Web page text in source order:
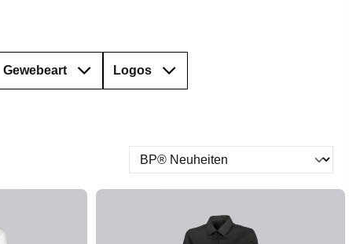
Gewebeart Logos